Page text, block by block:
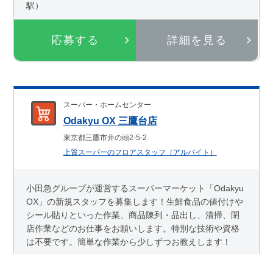
応募する 詳細を見る
駅）
スーパー・ホームセンター
Odakyu OX 三鷹台店
東京都三鷹市井の頭2-5-2
上質スーパーのフロアスタッフ（アルバイト）
小田急グループが運営するスーパーマーケット「Odakyu
OX」の新規スタッフを募集します！生鮮食品の値付けや
シール貼りといった作業、商品陳列・品出し、清掃、閉
店作業などのお仕事をお願いします。特別な技術や資格
は不要です。簡単な作業から少しずつお教えします！